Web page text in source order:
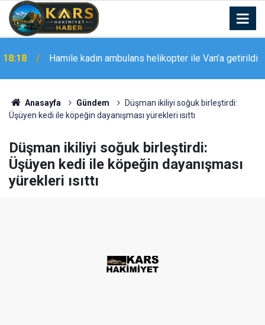
18:18 Hamile kadın ambulans helikopter ile Van’a getirildi
Anasayfa Gündem
Düşman ikiliyi soğuk birleştirdi:
Üşüyen kedi ile köpeğin dayanışması yürekleri ısıttı
Düşman ikiliyi soğuk birleştirdi:
Üşüyen kedi ile köpeğin dayanışması
yürekleri ısıttı